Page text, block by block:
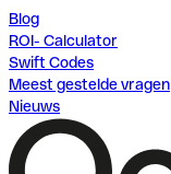
Blog
ROI- Calculator
Swift Codes
Meest gestelde vragen
Nieuws